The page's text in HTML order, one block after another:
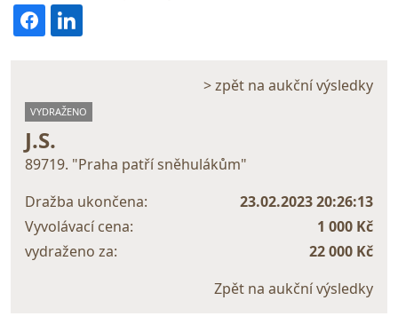
> zpět na aukční výsledky
VYDRAŽENO
J.S.
89719. "Praha patří sněhulákům"
Dražba ukončena:
23.02.2023 20:26:13
Vyvolávací cena:
1 000 Kč
vydraženo za:
22 000 Kč
Zpět na aukční výsledky